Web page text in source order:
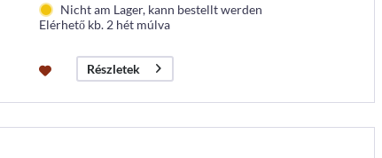
Nicht am Lager, kann bestellt werden
Elérhető kb. 2 hét múlva
Részletek